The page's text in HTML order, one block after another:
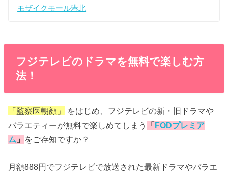
モザイクモール港北
フジテレビのドラマを無料で楽しむ方
法！
「監察医朝顔」
をはじめ、フジテレビの新・旧ドラマや
バラエティーが無料で楽しめてしまう
「FODプレミア
ム 」 をご存知ですか？
月額888円でフジテレビで放送された最新ドラマやバラエ